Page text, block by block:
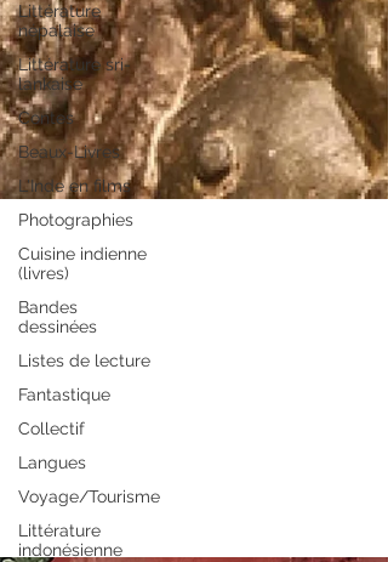
Littérature
népalaise
Littérature sri-
lankaise
Contes
Beaux-Livres
L'Inde en films
Photographies
Cuisine indienne
(livres)
Bandes
dessinées
Listes de lecture
Fantastique
Collectif
Langues
Voyage/Tourisme
Littérature
indonésienne
"Le tantrisme en 101
citations" de Colette Poggi